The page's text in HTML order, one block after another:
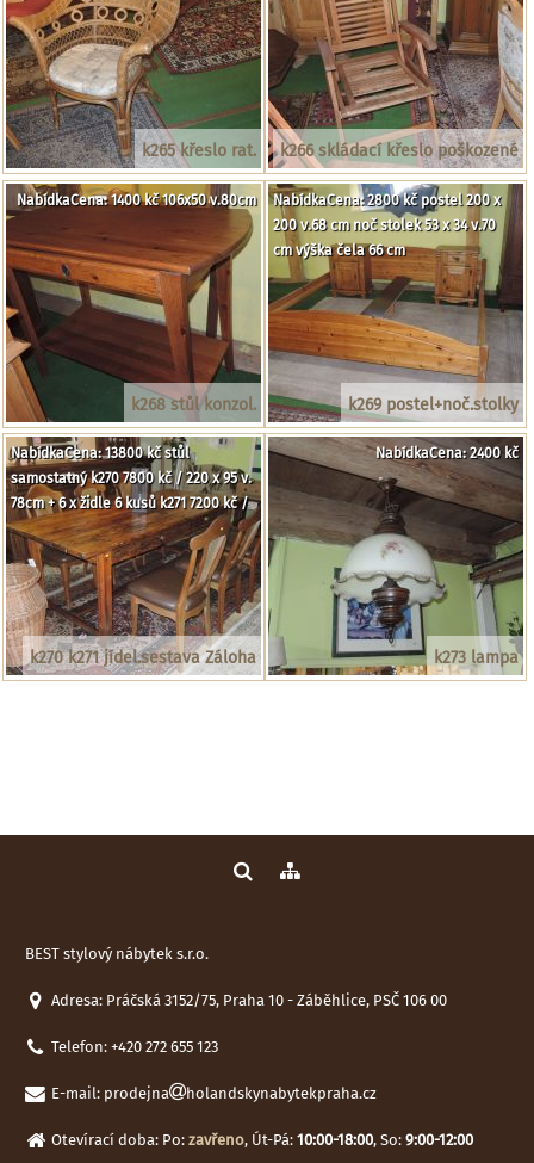
k265 křeslo rat. k266 skládací křeslo poškozené
k268 stůl konzol.
NabídkaCena: 1400 kč 106x50 v.80cm
k269 postel+noč.stolky
NabídkaCena: 2800 kč postel 200 x
200 v.68 cm noč stolek 53 x 34 v.70
cm výška čela 66 cm
k270 k271 jídel.sestava Záloha
NabídkaCena: 13800 kč stůl
samostatný k270 7800 kč / 220 x 95 v.
78cm + 6 x židle 6 kusů k271 7200 kč /
k273 lampa
NabídkaCena: 2400 kč
BEST stylový nábytek s.r.o.
Adresa: Práčská 3152/75, Praha 10 - Záběhlice, PSČ 106 00
Telefon: +420 272 655 123
E-mail: prodejna holandskynabytekpraha.cz
Otevírací doba: Po: zavřeno, Út-Pá: 10:00-18:00, So: 9:00-12:00